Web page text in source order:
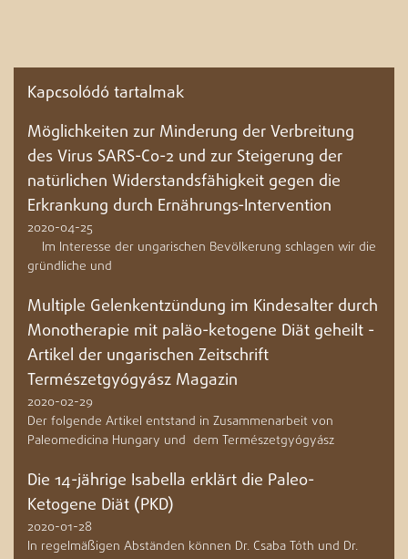
Kapcsolódó tartalmak
Möglichkeiten zur Minderung der Verbreitung
des Virus SARS-Co-2 und zur Steigerung der
natürlichen Widerstandsfähigkeit gegen die
Erkrankung durch Ernährungs-Intervention
2020-04-25
Im Interesse der ungarischen Bevölkerung schlagen wir die
gründliche und
Multiple Gelenkentzündung im Kindesalter durch
Monotherapie mit paläo-ketogene Diät geheilt -
Artikel der ungarischen Zeitschrift
Természetgyógyász Magazin
2020-02-29
Der folgende Artikel entstand in Zusammenarbeit von
Paleomedicina Hungary und dem Természetgyógyász
Die 14-jährige Isabella erklärt die Paleo-
Ketogene Diät (PKD)
2020-01-28
In regelmäßigen Abständen können Dr. Csaba Tóth und Dr.